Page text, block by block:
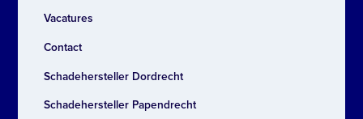
Vacatures
Contact
Schadehersteller Dordrecht
Schadehersteller Papendrecht